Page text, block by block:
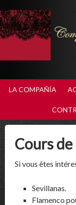
LA COMPAÑÍA
Cours de
Si vous êtes
Sevillanas.
Flamenco